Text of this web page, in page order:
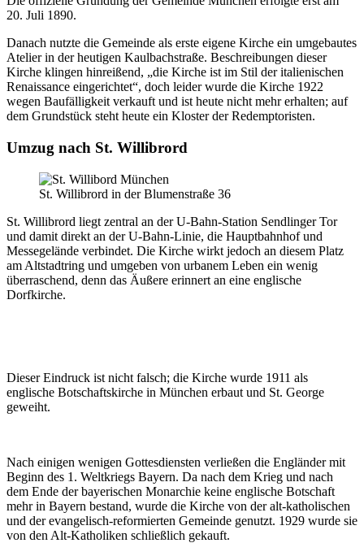
20. Juli 1890.
Danach nutzte die Gemeinde als erste eigene Kirche ein umgebautes
Atelier in der heutigen Kaulbachstraße. Beschreibungen dieser
Kirche klingen hinreißend, „die Kirche ist im Stil der italienischen
Renaissance eingerichtet“, doch leider wurde die Kirche 1922
wegen Baufälligkeit verkauft und ist heute nicht mehr erhalten; auf
dem Grundstück steht heute ein Kloster der Redemptoristen.
Umzug nach St. Willibrord
St. Willibrord in der Blumenstraße 36
St. Willibrord liegt zentral an der U-Bahn-Station Sendlinger Tor
und damit direkt an der U-Bahn-Linie, die Hauptbahnhof und
Messegelände verbindet. Die Kirche wirkt jedoch an diesem Platz
am Altstadtring und umgeben von urbanem Leben ein wenig
überraschend, denn das Äußere erinnert an eine englische
Dorfkirche.
Dieser Eindruck ist nicht falsch; die Kirche wurde 1911 als
englische Botschaftskirche in München erbaut und St. George
geweiht.
Nach einigen wenigen Gottesdiensten verließen die Engländer mit
Beginn des 1. Weltkriegs Bayern. Da nach dem Krieg und nach
dem Ende der bayerischen Monarchie keine englische Botschaft
mehr in Bayern bestand, wurde die Kirche von der alt-katholischen
und der evangelisch-reformierten Gemeinde genutzt. 1929 wurde sie
von den Alt-Katholiken schließlich gekauft.